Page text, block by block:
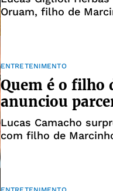
Oruam, filho de
ENTRETENIMENTO
Quem é o filho
anunciou
Lucas Camacho
com filho de